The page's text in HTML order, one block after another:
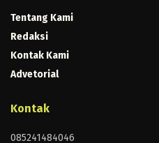
Tentang Kami
Redaksi
Kontak Kami
Advetorial
Kontak
085241484046